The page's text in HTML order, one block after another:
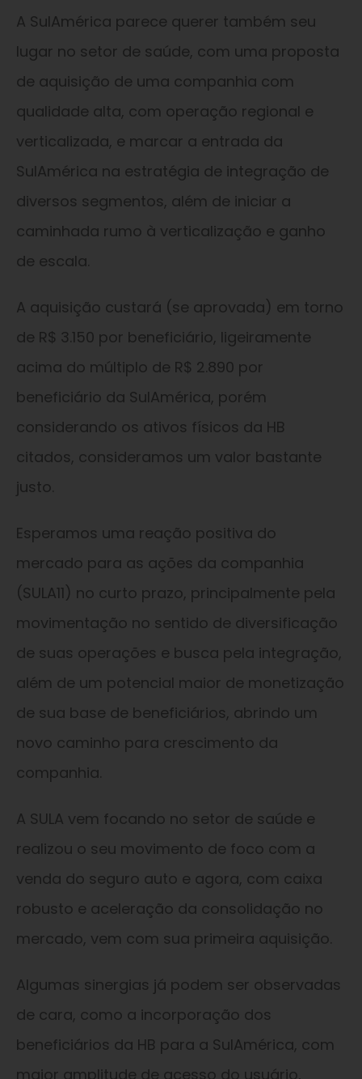
A SulAmérica parece querer também seu
lugar no setor de saúde, com uma proposta
de aquisição de uma companhia com
qualidade alta, com operação regional e
verticalizada, e marcar a entrada da
SulAmérica na estratégia de integração de
diversos segmentos, além de iniciar a
caminhada rumo à verticalização e ganho
de escala.
A aquisição custará (se aprovada) em torno
de R$ 3.150 por beneficiário, ligeiramente
acima do múltiplo de R$ 2.890 por
beneficiário da SulAmérica, porém
considerando os ativos físicos da HB
citados, consideramos um valor bastante
justo.
Esperamos uma reação positiva do
mercado para as ações da companhia
(SULA11) no curto prazo, principalmente pela
movimentação no sentido de diversificação
de suas operações e busca pela integração,
além de um potencial maior de monetização
de sua base de beneficiários, abrindo um
novo caminho para crescimento da
companhia.
A SULA vem focando no setor de saúde e
realizou o seu movimento de foco com a
venda do seguro auto e agora, com caixa
robusto e aceleração da consolidação no
mercado, vem com sua primeira aquisição.
Algumas sinergias já podem ser observadas
de cara, como a incorporação dos
beneficiários da HB para a SulAmérica, com
maior amplitude de acesso do usuário,